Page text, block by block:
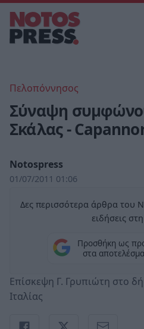
Πελοπόννησος
Σύναψη
Σκάλας -
Notospress
01/07/2011 01:06
Δες περισσότερα άρθρα του
ειδήσεις
Προσθήκη ως
στα
Επίσκεψη Γ. Γρυπιώτη στο
Ιταλίας